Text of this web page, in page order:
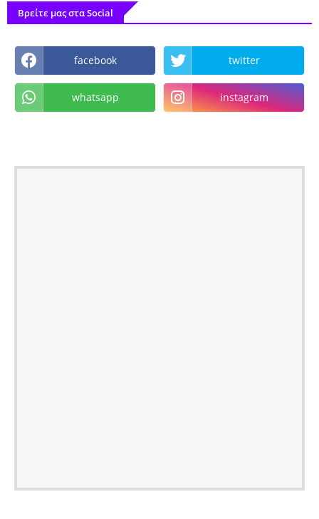
Βρείτε μας στα Social
facebook twitter
whatsapp instagram